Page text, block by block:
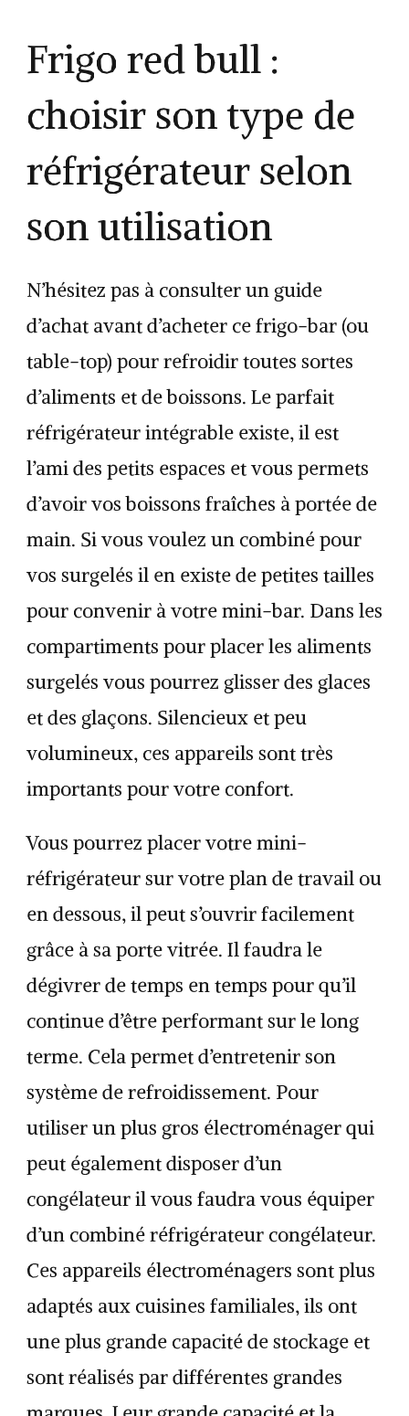
Frigo red bull :
choisir son type de
réfrigérateur selon
son utilisation
N’hésitez pas à consulter un guide
d’achat avant d’acheter ce frigo-bar (ou
table-top) pour refroidir toutes sortes
d’aliments et de boissons. Le parfait
réfrigérateur intégrable existe, il est
l’ami des petits espaces et vous permets
d’avoir vos boissons fraîches à portée de
main. Si vous voulez un combiné pour
vos surgelés il en existe de petites tailles
pour convenir à votre mini-bar. Dans les
compartiments pour placer les aliments
surgelés vous pourrez glisser des glaces
et des glaçons. Silencieux et peu
volumineux, ces appareils sont très
importants pour votre confort.
Vous pourrez placer votre mini-
réfrigérateur sur votre plan de travail ou
en dessous, il peut s’ouvrir facilement
grâce à sa porte vitrée. Il faudra le
dégivrer de temps en temps pour qu’il
continue d’être performant sur le long
terme. Cela permet d’entretenir son
système de refroidissement. Pour
utiliser un plus gros électroménager qui
peut également disposer d’un
congélateur il vous faudra vous équiper
d’un combiné réfrigérateur congélateur.
Ces appareils électroménagers sont plus
adaptés aux cuisines familiales, ils ont
une plus grande capacité de stockage et
sont réalisés par différentes grandes